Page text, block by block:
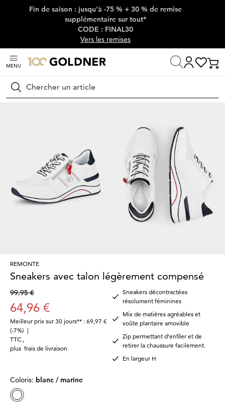
Passer la navigation, aller directement au contenu
Fin de saison : jusqu'à -75 % + 30 % de remise
supplémentaire sur tout*
CODE : FINAL30
Vers les remises
MENU
Rechercher
Maison Chaussures & accessoires
REMONTE
Sneakers avec talon légèrement compensé
99,95 €
64,96 €
Meilleur prix sur 30 jours** : 69,97 €
(-7%) |
TTC.
plus frais de livraison
Sneakers décontractées
résolument féminines
Mix de matières agréables et
voûte plantaire amovible
Zip permettant d’enfiler et de
retirer la chaussure facilement.
En largeur H
Coloris: blanc / marine